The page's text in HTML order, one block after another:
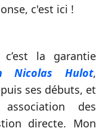
c'est ici !
la garantie
Nicolas Hulot,
ses débuts, et
des
directe. Mon